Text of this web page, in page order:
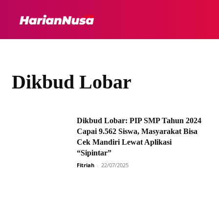
Dikbud Lobar
Dikbud Lobar: PIP SMP Tahun 2024
Capai 9.562 Siswa, Masyarakat Bisa
Cek Mandiri Lewat Aplikasi
“Sipintar”
Fitriah - 22/07/2025